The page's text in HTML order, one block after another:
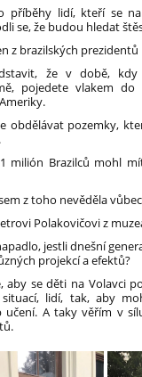
příběhy lidí, kteří se
se, že budou hledat
z brazilských
že v době,
pojedete vlakem
obdělávat pozemky,
milión Brazilců mohl
z toho nevěděla
Polakovičovi z
jestli dnešní
projekcí a efektů?
aby se děti na Volavci
lidí, tak, aby
učení. A taky věřím v